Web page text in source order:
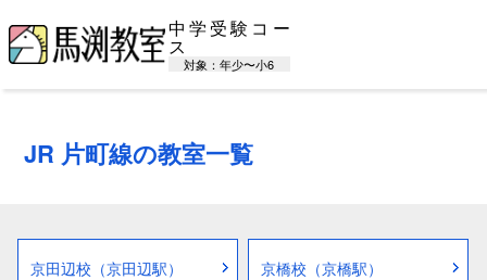
中学受験コー
ス
対象：年少〜小6
JR 片町線の教室一覧
京田辺校（京田辺駅） 京橋校（京橋駅）